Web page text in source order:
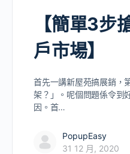
【簡單3步
戶市場】
首先一講新屋苑搞展銷，
架？」。呢個問題係令到
因。首…
PopupEasy
31 12 月, 2020